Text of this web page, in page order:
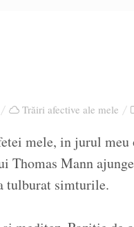
Trăiri afective ale mele
mele, in jurul meu
Thomas Mann
tulburat simturile.